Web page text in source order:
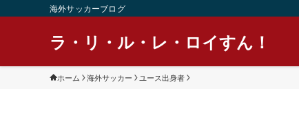
海外サッカーブログ
ラ・リ・ル・レ・ロイすん！
ホーム 海外サッカー ユース出身者